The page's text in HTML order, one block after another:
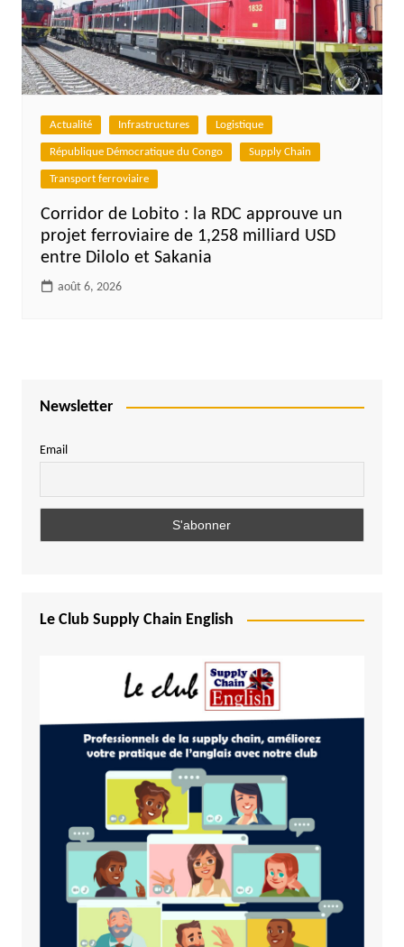
Actualité Infrastructures Logistique
République Démocratique du Congo Supply Chain
Transport ferroviaire
Corridor de Lobito : la RDC approuve un
projet ferroviaire de 1,258 milliard USD
entre Dilolo et Sakania
août 6, 2026
Newsletter
Email
Le Club Supply Chain English